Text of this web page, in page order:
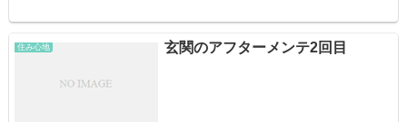
住み心地 玄関のアフターメンテ2回目